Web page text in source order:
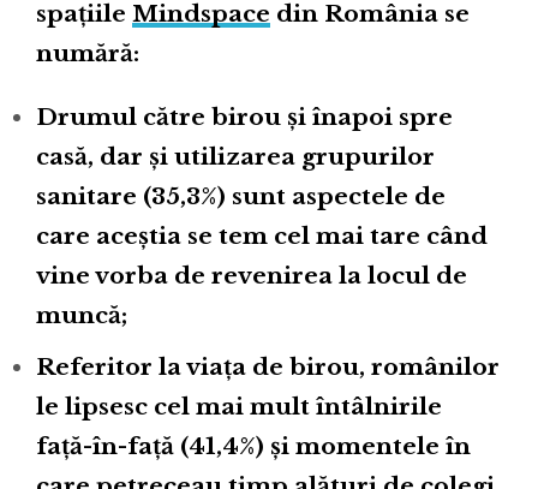
spațiile Mindspace din România se
numără:
Drumul către birou și înapoi spre
casă, dar și utilizarea grupurilor
sanitare (35,3%) sunt aspectele de
care aceștia se tem cel mai tare când
vine vorba de revenirea la locul de
muncă;
Referitor la viața de birou, românilor
le lipsesc cel mai mult întâlnirile
față-în-față (41,4%) și momentele în